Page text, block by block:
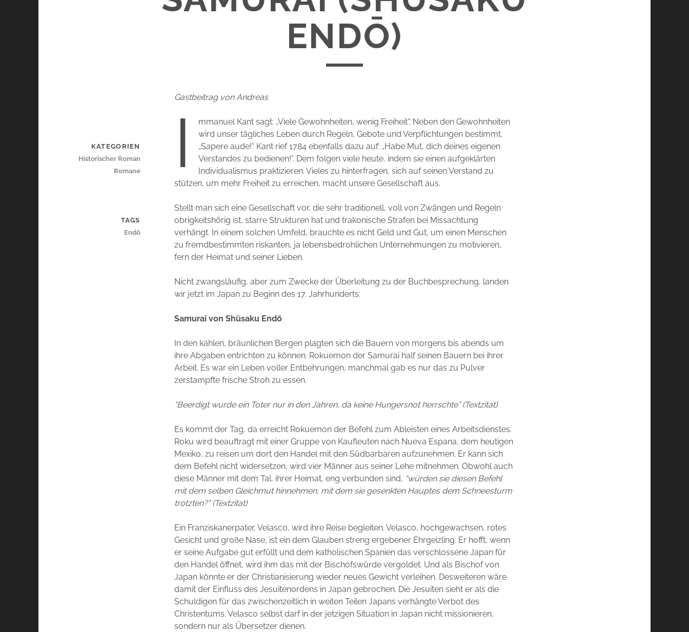
ENDŌ)
Gastbeitrag von Andreas
I
mmanuel Kant sagt: „Viele Gewohnheiten, wenig Freiheit“. Neben den Gewohnheiten
wird unser tägliches Leben durch Regeln, Gebote und Verpflichtungen bestimmt.
„Sapere aude!“ Kant rief 1784 ebenfalls dazu auf: „Habe Mut, dich deines eigenen
Verstandes zu bedienen!“. Dem folgen viele heute, indem sie einen aufgeklärten
Individualismus praktizieren. Vieles zu hinterfragen, sich auf seinen Verstand zu
stützen, um mehr Freiheit zu erreichen, macht unsere Gesellschaft aus.
Stellt man sich eine Gesellschaft vor, die sehr traditionell, voll von Zwängen und Regeln
obrigkeitshörig ist, starre Strukturen hat und trakonische Strafen bei Missachtung
verhängt. In einem solchen Umfeld, brauchte es nicht Geld und Gut, um einen Menschen
zu fremdbestimmten riskanten, ja lebensbedrohlichen Unternehmungen zu motivieren,
fern der Heimat und seiner Lieben.
Nicht zwangsläufig, aber zum Zwecke der Überleitung zu der Buchbesprechung, landen
wir jetzt im Japan zu Beginn des 17. Jahrhunderts:
Samurai von Shūsaku Endō
In den kahlen, bräunlichen Bergen plagten sich die Bauern von morgens bis abends um
ihre Abgaben entrichten zu können. Rokuemon der Samurai half seinen Bauern bei ihrer
Arbeit. Es war ein Leben voller Entbehrungen, manchmal gab es nur das zu Pulver
zerstampfte frische Stroh zu essen.
“Beerdigt wurde ein Toter nur in den Jahren, da keine Hungersnot herrschte” (Textzitat).
Es kommt der Tag, da erreicht Rokuemon der Befehl zum Ableisten eines Arbeitsdienstes.
Roku wird beauftragt mit einer Gruppe von Kaufleuten nach Nueva Espana, dem heutigen
Mexiko, zu reisen um dort den Handel mit den Südbarbaren aufzunehmen. Er kann sich
dem Befehl nicht widersetzen, wird vier Männer aus seiner Lehe mitnehmen. Obwohl auch
diese Männer mit dem Tal, ihrer Heimat, eng verbunden sind, “würden sie diesen Befehl
mit dem selben Gleichmut hinnehmen, mit dem sie gesenkten Hauptes dem Schneesturm
trotzten?” (Textzitat)
Ein Franziskanerpater, Velasco, wird ihre Reise begleiten. Velasco, hochgewachsen, rotes
Gesicht und große Nase, ist ein dem Glauben streng ergebener Ehrgeizling. Er hofft, wenn
er seine Aufgabe gut erfüllt und dem katholischen Spanien das verschlossene Japan für
den Handel öffnet, wird ihm das mit der Bischofswürde vergoldet. Und als Bischof von
Japan könnte er der Christianisierung wieder neues Gewicht verleihen. Desweiteren wäre
damit der Einfluss des Jesuitenordens in Japan gebrochen. Die Jesuiten sieht er als die
Schuldigen für das zwischenzeitlich in weiten Teilen Japans verhängte Verbot des
Christentums. Velasco selbst darf in der jetzigen Situation in Japan nicht missionieren,
sondern nur als Übersetzer dienen.
KATEGORIEN
Historischer Roman
Romane
TAGS
Endō